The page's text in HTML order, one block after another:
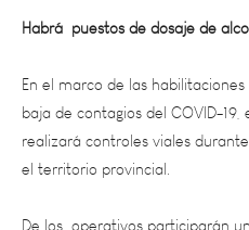
En el marco de las
baja de contagios del COVID-
realizará controles viales
el territorio provincial.
De los operativos participarán